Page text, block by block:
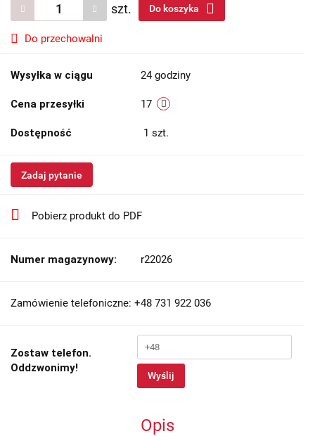
szt. Do koszyka
Do przechowalni
Wysyłka w ciągu 24 godziny
Cena przesyłki 17
Dostępność 1 szt.
Zadaj pytanie
Pobierz produkt do PDF
Numer magazynowy: r22026
Zamówienie telefoniczne: +48 731 922 036
Zostaw telefon.
Oddzwonimy!
Wyślij
Opis